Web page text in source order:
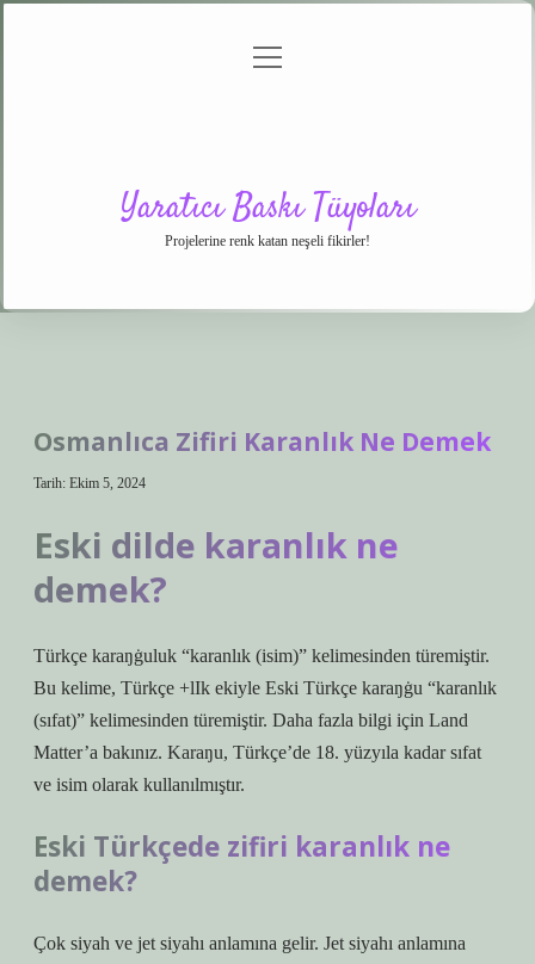
menüyü
Yaratıcı Baskı Tüyoları
Projelerine renk katan neşeli fikirler!
Osmanlıca Zifiri Karanlık Ne Demek
Tarih: Ekim 5, 2024
Eski dilde karanlık ne
demek?
Türkçe karaŋġuluk “karanlık (isim)” kelimesinden türemiştir.
Bu kelime, Türkçe +lIk ekiyle Eski Türkçe karaŋġu “karanlık
(sıfat)” kelimesinden türemiştir. Daha fazla bilgi için Land
Matter’a bakınız. Karaŋu, Türkçe’de 18. yüzyıla kadar sıfat
ve isim olarak kullanılmıştır.
Eski Türkçede zifiri karanlık ne
demek?
Çok siyah ve jet siyahı anlamına gelir. Jet siyahı anlamına